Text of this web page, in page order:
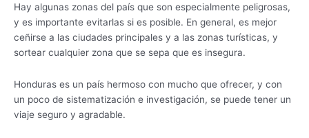
Hay algunas zonas del país que son especialmente peligrosas,
y es importante evitarlas si es posible. En general, es mejor
ceñirse a las ciudades principales y a las zonas turísticas, y
sortear cualquier zona que se sepa que es insegura.
Honduras es un país hermoso con mucho que ofrecer, y con
un poco de sistematización e investigación, se puede tener un
viaje seguro y agradable.